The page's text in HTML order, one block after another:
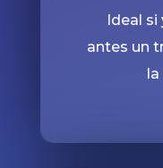
Ideal si
antes un